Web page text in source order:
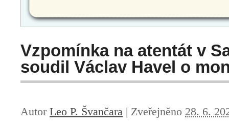
Vzpomínka na atentát v
soudil Václav Havel o
Autor Leo P. Švančara | Zveřejněno 28. 6.